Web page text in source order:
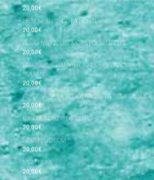
20,00€
LES ENFANTS DE LA HONTE
20,00€
AUSCHWITZ, LES MOTS POUR LE DIRE
20,00€
MARSEILLE, JANVIER 1943 – OPÉRATION
SULTAN
20,00€
AU-DELÀ DE LA VENGEANCE - LA BESA DE LUCE
20,00€
PAROLES DE PIEDS-NOIRS
20,00€
NORD-SUD.COM
20,00€
MON NOM
20,00€